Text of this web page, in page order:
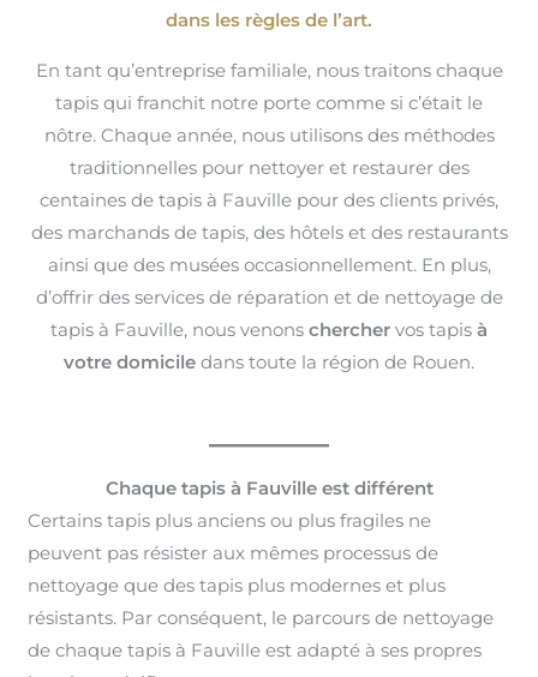
dans les règles de l’art.
En tant qu’entreprise familiale, nous traitons chaque
tapis qui franchit notre porte comme si c’était le
nôtre. Chaque année, nous utilisons des méthodes
traditionnelles pour nettoyer et restaurer des
centaines de tapis à Fauville pour des clients privés,
des marchands de tapis, des hôtels et des restaurants
ainsi que des musées occasionnellement. En plus,
d’offrir des services de réparation et de nettoyage de
tapis à Fauville, nous venons chercher vos tapis à
votre domicile dans toute la région de Rouen.
Chaque tapis à Fauville est différent
Certains tapis plus anciens ou plus fragiles ne
peuvent pas résister aux mêmes processus de
nettoyage que des tapis plus modernes et plus
résistants. Par conséquent, le parcours de nettoyage
de chaque tapis à Fauville est adapté à ses propres